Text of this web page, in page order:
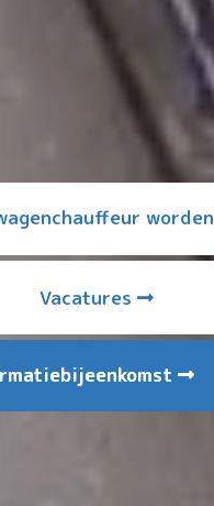
worden
Vacatures